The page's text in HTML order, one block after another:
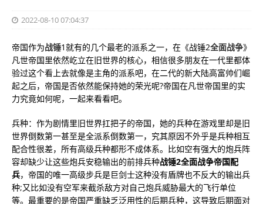
2022-08-10 07:04:37
帝国作为战锤1就有的几个最老的派系之一，在《战锤2全面战争》
凡世帝国里依然屹立在旧世界的核心，相信很多朋友在一代里都体
验过这个看上去就像是主角的派系吧，在二代的新大陆高富帅们崛
起之后，帝国是否依然能保持她的荣光呢?帝国在凡世帝国里的实
力究竟如何呢，一起来看看吧。
兵种：作为剧情里旧世界扛把子的帝国，她的兵种在游戏里却是旧
世界倒数第一甚至是全派系倒数第一，究其原因不外乎是兵种相互
配合性很差，所有高级兵种都形不成体系。比如空有强大的炮兵阵
容却缺少让这些炮兵安稳输出的前排兵种战锤2全面战争帝国配
兵，帝国的唯一高级步兵是巨剑士这种没有盾牌也不反大的输出兵
种;又比如没有空军来截杀敌方对自己炮兵威胁最大的飞行单位
等。最重要的是帝国严重缺乏泛用性的后期兵种，这导致后期面对